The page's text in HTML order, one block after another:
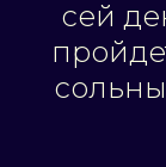
сей